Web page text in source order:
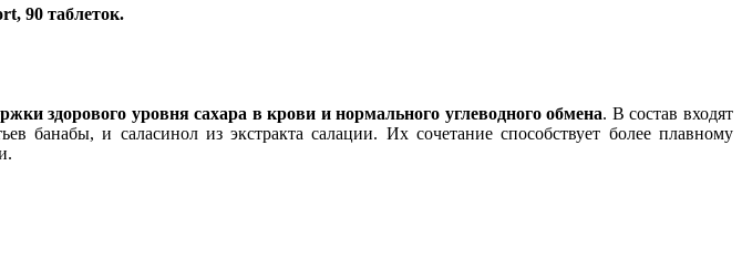
90 таблеток.
здорового уровня сахара в крови и нормального углеводного обмена. В состав входят
банабы, и саласинол из экстракта салации. Их сочетание способствует более плавному